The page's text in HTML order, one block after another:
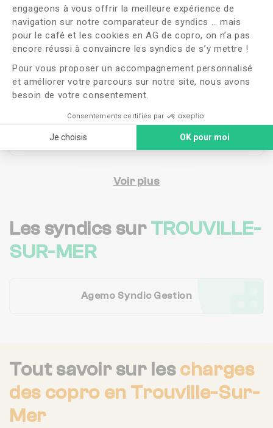
engageons à vous offrir la meilleure expérience de
navigation sur notre comparateur de syndics … mais
pour le café et les cookies en AG de copro, on n’a pas
encore réussi à convaincre les syndics de s’y mettre !
Pour vous proposer un accompagnement personnalisé
et améliorer votre parcours sur notre site, nous avons
besoin de votre consentement.
Consentements certifiés par
Je choisis OK pour moi
Axeptio consent
Copropriétés engestion
NC
Satisfaction des
2 jours
Durée moyenne de Gestion d'une Réclamation
Voir plus
Les syndics surTROUVILLE-
SUR-MER
Agemo Syndic Gestion
Tout savoir sur lescharges
des coproen Trouville-Sur-
Mer